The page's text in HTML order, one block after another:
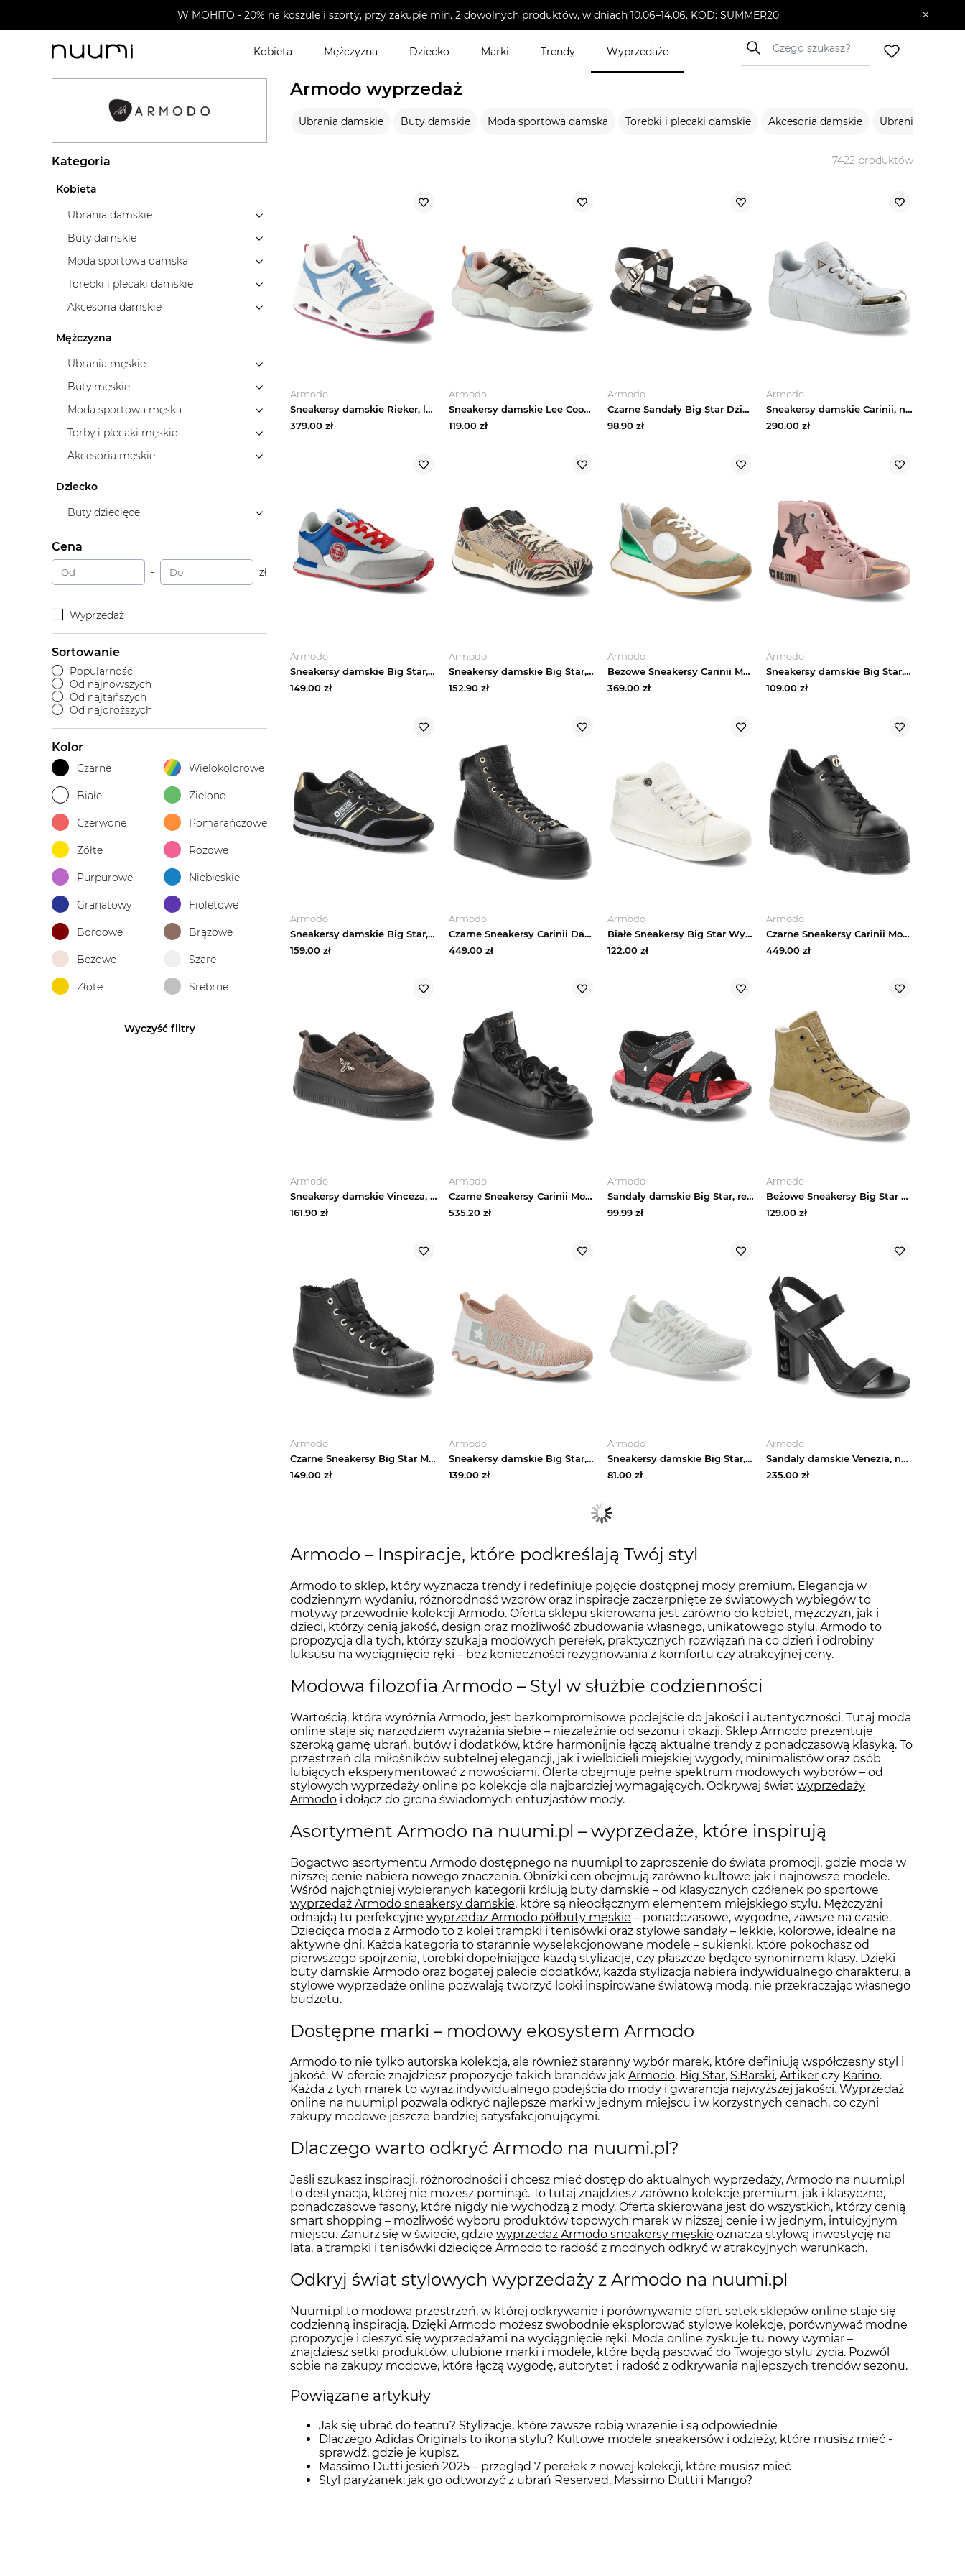
W MOHITO - 20% na koszule i szorty, przy zakupie min. 2 dowolnych produktów, w dniach 10.06–14.06. KOD: SUMMER20 ×
Kobieta Mężczyzna Dziecko Marki Trendy Wyprzedaże
nuumi.pl > Wyprzedaże
Kategoria
Kobieta
Ubrania damskie
Buty damskie
Moda sportowa damska
Torebki i plecaki damskie
Akcesoria damskie
Mężczyzna
Ubrania męskie
Buty męskie
Moda sportowa męska
Torby i plecaki męskie
Akcesoria męskie
Dziecko
Buty dziecięce
Cena
- zł
Wyprzedaż
Sortowanie
Popularność
Od najnowszych
Od najtańszych
Od najdroższych
Kolor
Czarne Wielokolorowe
Białe Zielone
Czerwone Pomarańczowe
Żółte Różowe
Purpurowe Niebieskie
Granatowy Fioletowe
Bordowe Brązowe
Beżowe Szare
Złote Srebrne
Wyczyść filtry
Armodo wyprzedaż
Ubrania damskie Buty damskie Moda sportowa damska Torebki i plecaki damskie Akcesoria damskie Ubrania męskie
7422 produktów
Armodo
Sneakersy damskie Rieker, lekka konstrukcja oddychająca cholewka elastyczna podeszwa dobra amortyzacja sportowy charakter wygodne sznurowanie, białe
379.00 zł
Armodo
Sneakersy damskie Lee Cooper, wykonane z połączenia materiału tekstylnego i syntetycznego z klasycznym sznurowaniem miękko wyściełanym kołnierzem ora beżowy
119.00 zł
Armodo
Czarne Sandały Big Star Dziewczęce Buty Na Lato
98.90 zł
Armodo
Sneakersy damskie Carinii, naturalna skóra licowa w białym kolorze z metalizowaną osłoną noska klasycznym sznurowaniem oraz grubą platformową podeszw
290.00 zł
Armodo
Sneakersy damskie Big Star, sznurowany fason cholewka z materiałów łączonych – tekstylna z elementami syntetycznymi niska cholewka przed kostkę sport biały
149.00 zł
Armodo
Sneakersy damskie Big Star, tekstylna siateczkowa cholewka zamszowe wstawki zwierzęcy wzór sznurowany fason gruba amortyzująca podeszwa, beżowe, TT27
152.90 zł
Armodo
Beżowe Sneakersy Carinii Modne Buty Damskie
369.00 zł
Armodo
Sneakersy damskie Big Star, Wykonane z wysokiej jakości materiału syntetycznego z gładką cholewką ozdobioną dekoracyjnymi aplikacjami klasycznym wyci różowy
109.00 zł
Armodo
Sneakersy damskie Big Star, sznurowany fason cholewka z materiałów łączonych – tekstylna z elementami syntetycznymi sportowa bryła profilowana amorty czarny
159.00 zł
Armodo
Czarne Sneakersy Carinii Damskie Stylowe Obuwie
449.00 zł
Armodo
Białe Sneakersy Big Star Wygodne Buty Dziecięce
122.00 zł
Armodo
Czarne Sneakersy Carinii Modne Obuwie Damskie
449.00 zł
Armodo
Sneakersy damskie Vinceza, cholewka ze skóry naturalnej zamszowej sznurowany fason ozdobna aplikacja, brązowe, 41523
161.90 zł
Armodo
Czarne Sneakersy Carinii Modne Obuwie Damskie
535.20 zł
Armodo
Sandały damskie Big Star, regulowane paski z trwałych materiałów zapięcie na rzep zapewniające dobre dopasowanie, czarne, JJ374219
99.99 zł
Armodo
Beżowe Sneakersy Big Star Modne Buty Damskie
129.00 zł
Armodo
Czarne Sneakersy Big Star Modne Buty Damskie
149.00 zł
Armodo
Sneakersy damskie Big Star, przewiewna cholewka z elastycznej dzianiny wsuwany fason bez sznurowania, nude-białe, JJ274A145 beżowy
139.00 zł
Armodo
Sneakersy damskie Big Star, materiał tekstylny o siatkowej strukturze z elementami skóry ekologicznej z klasycznym sznurowaniem elastyczną cholewką o biały
81.00 zł
Armodo
Sandaly damskie Venezia, naturalna skóra licowa z minimalistyczną cholewką na paskach regulowanym zapięciem przy kostce, czarne, MRZ212399
235.00 zł
Armodo – Inspiracje, które podkreślają Twój styl
Armodo to sklep, który wyznacza trendy i redefiniuje pojęcie dostępnej mody premium. Elegancja w
codziennym wydaniu, różnorodność wzorów oraz inspiracje zaczerpnięte ze światowych wybiegów to
motywy przewodnie kolekcji Armodo. Oferta sklepu skierowana jest zarówno do kobiet, mężczyzn, jak i
dzieci, którzy cenią jakość, design oraz możliwość zbudowania własnego, unikatowego stylu. Armodo to
propozycja dla tych, którzy szukają modowych perełek, praktycznych rozwiązań na co dzień i odrobiny
luksusu na wyciągnięcie ręki – bez konieczności rezygnowania z komfortu czy atrakcyjnej ceny.
Modowa filozofia Armodo – Styl w służbie codzienności
Wartością, która wyróżnia Armodo, jest bezkompromisowe podejście do jakości i autentyczności. Tutaj moda
online staje się narzędziem wyrażania siebie – niezależnie od sezonu i okazji. Sklep Armodo prezentuje
szeroką gamę ubrań, butów i dodatków, które harmonijnie łączą aktualne trendy z ponadczasową klasyką. To
przestrzeń dla miłośników subtelnej elegancji, jak i wielbicieli miejskiej wygody, minimalistów oraz osób
lubiących eksperymentować z nowościami. Oferta obejmuje pełne spektrum modowych wyborów – od
stylowych wyprzedaży online po kolekcje dla najbardziej wymagających. Odkrywaj świat wyprzedaży
Armodo i dołącz do grona świadomych entuzjastów mody.
Asortyment Armodo na nuumi.pl – wyprzedaże, które inspirują
Bogactwo asortymentu Armodo dostępnego na nuumi.pl to zaproszenie do świata promocji, gdzie moda w
niższej cenie nabiera nowego znaczenia. Obniżki cen obejmują zarówno kultowe jak i najnowsze modele.
Wśród najchętniej wybieranych kategorii królują buty damskie – od klasycznych czółenek po sportowe
wyprzedaż Armodo sneakersy damskie, które są nieodłącznym elementem miejskiego stylu. Mężczyźni
odnajdą tu perfekcyjne wyprzedaż Armodo półbuty męskie – ponadczasowe, wygodne, zawsze na czasie.
Dziecięca moda z Armodo to z kolei trampki i tenisówki oraz stylowe sandały – lekkie, kolorowe, idealne na
aktywne dni. Każda kategoria to starannie wyselekcjonowane modele – sukienki, które pokochasz od
pierwszego spojrzenia, torebki dopełniające każdą stylizację, czy płaszcze będące synonimem klasy. Dzięki
buty damskie Armodo oraz bogatej palecie dodatków, każda stylizacja nabiera indywidualnego charakteru, a
stylowe wyprzedaże online pozwalają tworzyć looki inspirowane światową modą, nie przekraczając własnego
budżetu.
Dostępne marki – modowy ekosystem Armodo
Armodo to nie tylko autorska kolekcja, ale również staranny wybór marek, które definiują współczesny styl i
jakość. W ofercie znajdziesz propozycje takich brandów jak Armodo, Big Star, S.Barski, Artiker czy Karino.
Każda z tych marek to wyraz indywidualnego podejścia do mody i gwarancja najwyższej jakości. Wyprzedaż
online na nuumi.pl pozwala odkryć najlepsze marki w jednym miejscu i w korzystnych cenach, co czyni
zakupy modowe jeszcze bardziej satysfakcjonującymi.
Dlaczego warto odkryć Armodo na nuumi.pl?
Jeśli szukasz inspiracji, różnorodności i chcesz mieć dostęp do aktualnych wyprzedaży, Armodo na nuumi.pl
to destynacja, której nie możesz pominąć. To tutaj znajdziesz zarówno kolekcje premium, jak i klasyczne,
ponadczasowe fasony, które nigdy nie wychodzą z mody. Oferta skierowana jest do wszystkich, którzy cenią
smart shopping – możliwość wyboru produktów topowych marek w niższej cenie i w jednym, intuicyjnym
miejscu. Zanurz się w świecie, gdzie wyprzedaż Armodo sneakersy męskie oznacza stylową inwestycję na
lata, a trampki i tenisówki dziecięce Armodo to radość z modnych odkryć w atrakcyjnych warunkach.
Odkryj świat stylowych wyprzedaży z Armodo na nuumi.pl
Nuumi.pl to modowa przestrzeń, w której odkrywanie i porównywanie ofert setek sklepów online staje się
codzienną inspiracją. Dzięki Armodo możesz swobodnie eksplorować stylowe kolekcje, porównywać modne
propozycje i cieszyć się wyprzedażami na wyciągnięcie ręki. Moda online zyskuje tu nowy wymiar –
znajdziesz setki produktów, ulubione marki i modele, które będą pasować do Twojego stylu życia. Pozwól
sobie na zakupy modowe, które łączą wygodę, autorytet i radość z odkrywania najlepszych trendów sezonu.
Powiązane artykuły
Jak się ubrać do teatru? Stylizacje, które zawsze robią wrażenie i są odpowiednie
Dlaczego Adidas Originals to ikona stylu? Kultowe modele sneakersów i odzieży, które musisz mieć -
sprawdź, gdzie je kupisz.
Massimo Dutti jesień 2025 – przegląd 7 perełek z nowej kolekcji, które musisz mieć
Styl paryżanek: jak go odtworzyć z ubrań Reserved, Massimo Dutti i Mango?